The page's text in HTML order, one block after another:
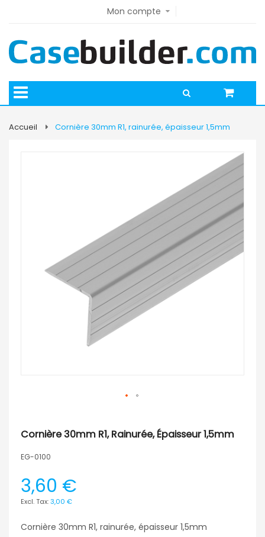
Mon compte
Accueil Cornière 30mm R1, rainurée, épaisseur 1,5mm
Cornière 30mm R1, Rainurée, Épaisseur 1,5mm
EG-0100
3,60 €
3,00 €
Cornière 30mm R1, rainurée, épaisseur 1,5mm